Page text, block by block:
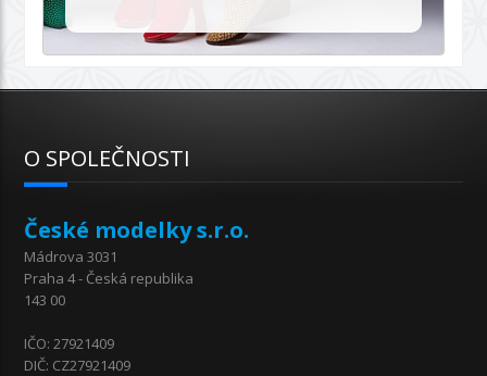
O SPOLEČNOSTI
České modelky s.r.o.
Mádrova 3031
Praha 4 - Česká republika
143 00
IČO: 27921409
DIČ: CZ27921409